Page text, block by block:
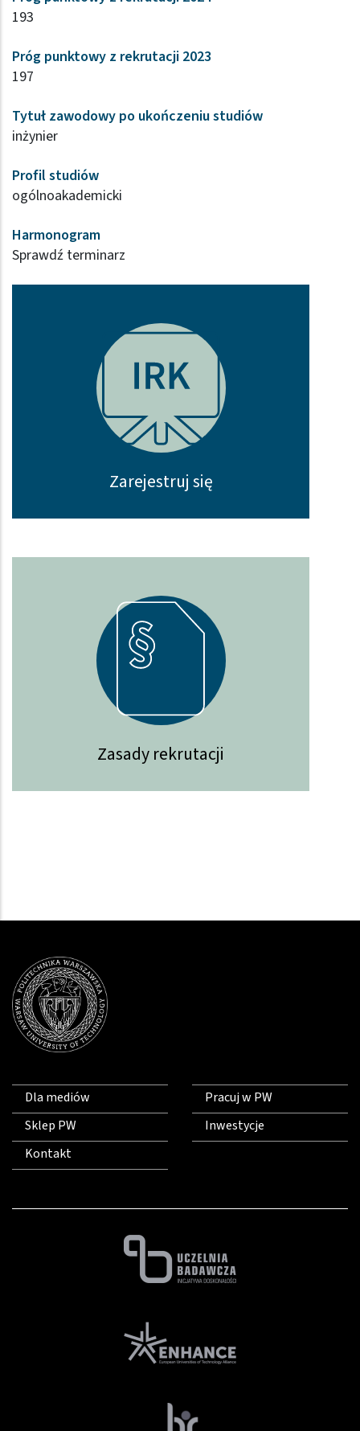
193
Próg punktowy z rekrutacji 2023
197
Tytuł zawodowy po ukończeniu studiów
inżynier
Profil studiów
ogólnoakademicki
Harmonogram
Sprawdź terminarz
Zarejestruj się
Zasady rekrutacji
Dla mediów
Sklep PW
Kontakt
Pracuj w PW
Inwestycje